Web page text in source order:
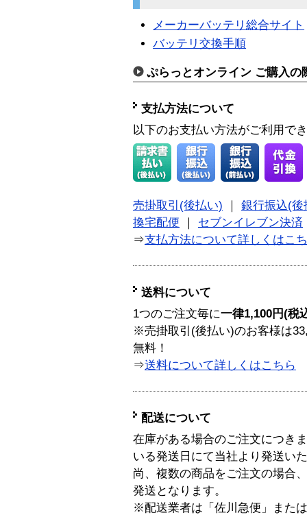
メーカーバッテリ総合サイト
バッテリ交換手順
ぷらっとオンライン ご購入の
支払方法について
以下のお支払い方法がご利用で
売掛取引(後払い) ｜ 銀行振込(後
換宅配便 ｜ セブンイレブン決済
⇒支払方法について詳しくはこ
送料について
1つのご注文毎に一律1,100円(税
※売掛取引(後払い)のお客様は
無料！
⇒送料について詳しくはこちら
配送について
在庫がある場合のご注文につき
いる発送日にて当社より発送い
尚、複数の商品をご注文の場合
発送となります。
※配送業者は「佐川急便」また